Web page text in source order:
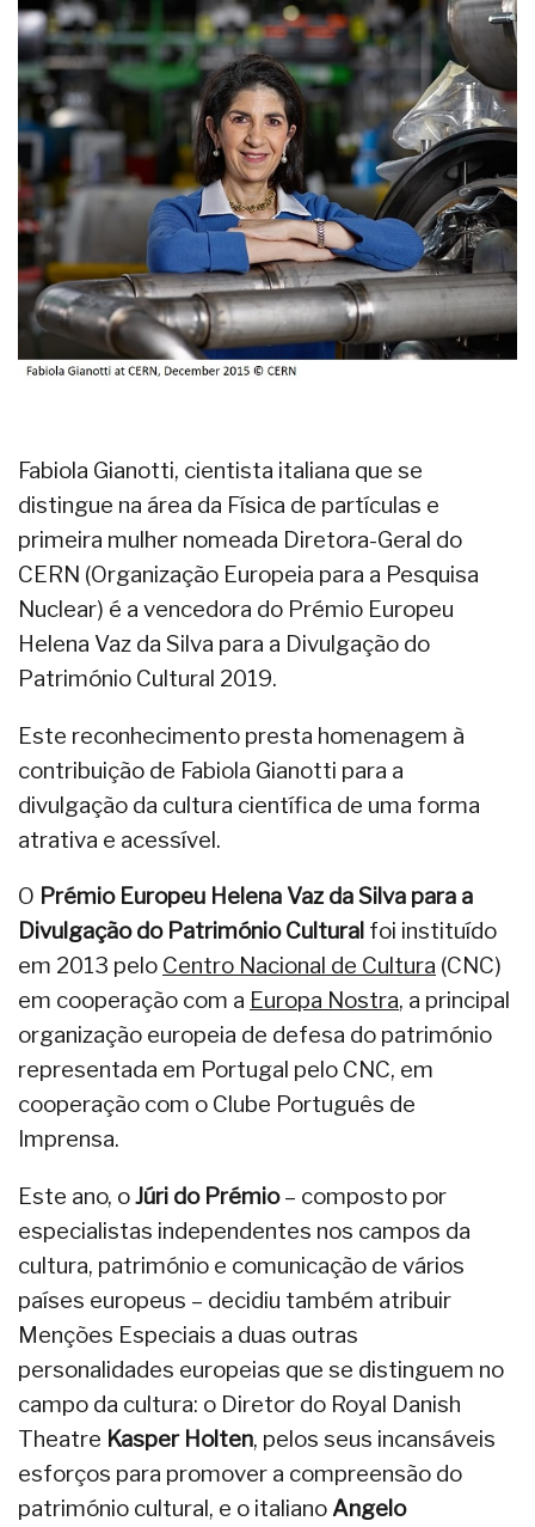
Fabiola Gianotti, cientista italiana que se
distingue na área da Física de partículas e
primeira mulher nomeada Diretora-Geral do
CERN (Organização Europeia para a Pesquisa
Nuclear) é a vencedora do Prémio Europeu
Helena Vaz da Silva para a Divulgação do
Património Cultural 2019.
Este reconhecimento presta homenagem à
contribuição de Fabiola Gianotti para a
divulgação da cultura científica de uma forma
atrativa e acessível.
O Prémio Europeu Helena Vaz da Silva para a
Divulgação do Património Cultural foi instituído
em 2013 pelo Centro Nacional de Cultura (CNC)
em cooperação com a Europa Nostra, a principal
organização europeia de defesa do património
representada em Portugal pelo CNC, em
cooperação com o Clube Português de
Imprensa.
Este ano, oJúri do Prémio– composto por
especialistas independentes nos campos da
cultura, património e comunicação de vários
países europeus – decidiu também atribuir
Menções Especiais a duas outras
personalidades europeias que se distinguem no
campo da cultura: o Diretor do Royal Danish
Theatre Kasper Holten, pelos seus incansáveis
esforços para promover a compreensão do
património cultural, e o italiano Angelo